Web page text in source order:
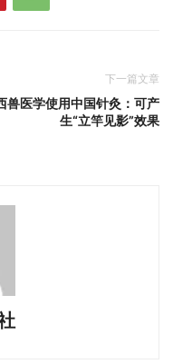
下一篇文章
兽医学使用中国针灸：可产
生“立竿见影”效果